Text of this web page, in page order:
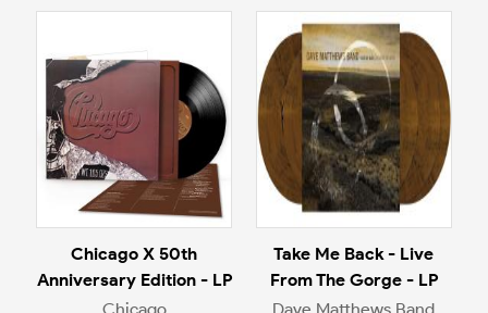
Chicago X 50th
Anniversary Edition - LP
Take Me Back - Live
From The Gorge - LP